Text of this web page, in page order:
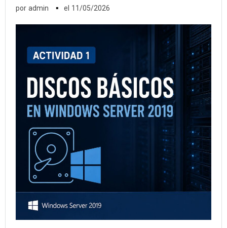
por admin ▪ el 11/05/2026